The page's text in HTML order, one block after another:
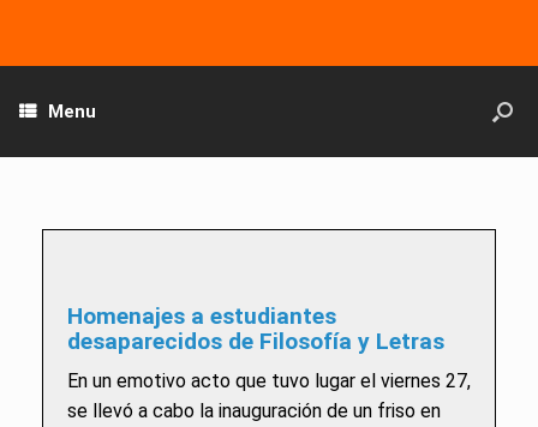
Menu
Homenajes a estudiantes
desaparecidos de Filosofía y Letras
En un emotivo acto que tuvo lugar el viernes 27,
se llevó a cabo la inauguración de un friso en